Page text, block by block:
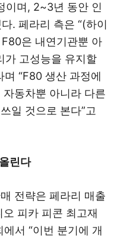
이며, 2~3년 동안 인
. 페라리 측은 “(하이
은 내연기관뿐 아
가 고성능을 유지할
며 “F80 생산 과정에
동차뿐 아니라 다른
일 것으로 본다”고
린다
전략은 페라리 매출
피카 피콘 최고재
서 “이번 분기에 개